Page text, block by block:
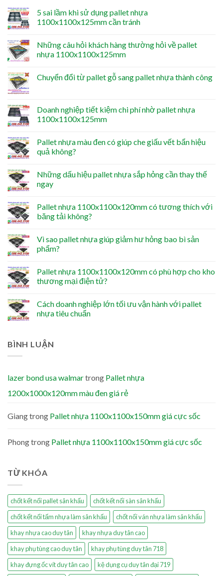
5 sai lầm khi sử dụng pallet nhựa
1100x1100x125mm cần tránh
Những câu hỏi khách hàng thường hỏi về pallet
nhựa 1100x1100x125mm
Chuyển đổi từ pallet gỗ sang pallet nhựa thành công
Doanh nghiệp tiết kiệm chi phí nhờ pallet nhựa
1100x1100x125mm
Pallet nhựa màu đen có giúp che giấu vết bẩn hiệu
quả không?
Những dấu hiệu pallet nhựa sắp hỏng cần thay thế
ngay
Pallet nhựa 1100x1100x120mm có tương thích với
băng tải không?
Vì sao pallet nhựa giúp giảm hư hỏng bao bì sản
phẩm?
Pallet nhựa 1100x1100x120mm có phù hợp cho kho
thương mại điện tử?
Cách doanh nghiệp lớn tối ưu vận hành với pallet
nhựa tiêu chuẩn
BÌNH LUẬN
lazer bond usa walmartrong Pallet nhựa
1200x1000x120mm màu đen giá rẻ
Giangtrong Pallet nhựa 1100x1100x150mm giá cực sốc
Phongtrong Pallet nhựa 1100x1100x150mm giá cực sốc
TỪ KHÓA
chốt kết nối pallet sân khấu
chốt kết nối sàn sân khấu
chốt kết nối tấm nhựa làm sân khấu
chốt nối ván nhựa làm sân khấu
khay nhựa cao duy tân
khay nhựa duy tân cao
khay phụ tùng cao duy tân
khay phụ tùng duy tân 718
khay đựng ốc vít duy tân cao
kệ dụng cụ duy tân đại 719